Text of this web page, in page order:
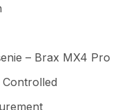
– Brax MX4 Pro
Controlled